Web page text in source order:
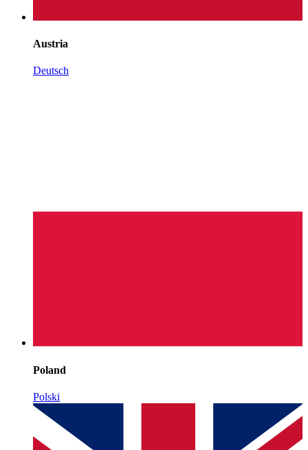
Austria
Deutsch
Poland
Polski